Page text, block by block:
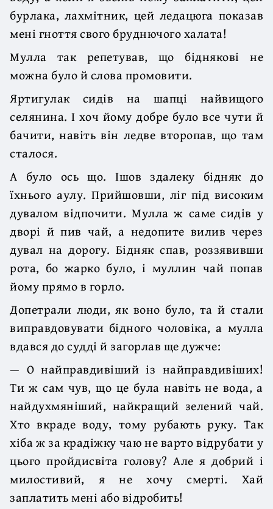
бурлака, лахмітник, цей ледацюга показав
мені гноття свого бруднючого халата!
Мулла так репетував, що біднякові не
можна було й слова промовити.
Яртигулак сидів на шапці найвищого
селянина. І хоч йому добре було все чути й
бачити, навіть він ледве второпав, що там
сталося.
А було ось що. Ішов здалеку бідняк до
їхнього аулу. Прийшовши, ліг під високим
дувалом відпочити. Мулла ж саме сидів у
дворі й пив чай, а недопите вилив через
дувал на дорогу. Бідняк спав, роззявивши
рота, бо жарко було, і муллин чай попав
йому прямо в горло.
Допетрали люди, як воно було, та й стали
виправдовувати бідного чоловіка, а мулла
вдався до судді й загорлав ще дужче:
— О найправдивіший із найправдивіших!
Ти ж сам чув, що це була навіть не вода, а
найдухмяніший, найкращий зелений чай.
Хто вкраде воду, тому рубають руку. Так
хіба ж за крадіжку чаю не варто відрубати у
цього пройдисвіта голову? Але я добрий і
милостивий, я не хочу смерті. Хай
заплатить мені або відробить!